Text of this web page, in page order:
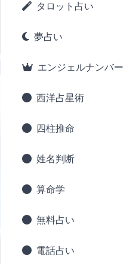
タロット占い
夢占い
エンジェルナンバー
西洋占星術
四柱推命
姓名判断
算命学
無料占い
電話占い